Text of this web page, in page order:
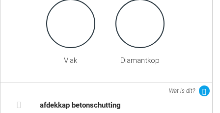
Vlak Diamantkop
Wat is dit?
afdekkap betonschutting